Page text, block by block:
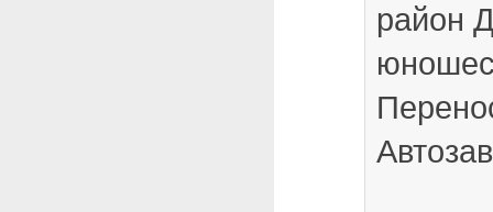
район